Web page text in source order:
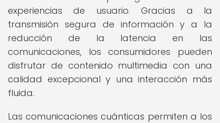
experiencias de usuario. Gracias a la
transmisión segura de información y a la
reducción de la latencia en las
comunicaciones, los consumidores pueden
disfrutar de contenido multimedia con una
calidad excepcional y una interacción más
fluida.
Las comunicaciones cuánticas permiten a los